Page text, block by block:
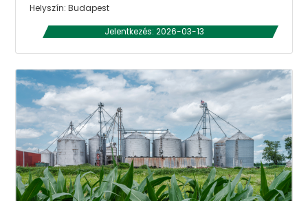
Helyszín: Budapest
Jelentkezés: 2026-03-13